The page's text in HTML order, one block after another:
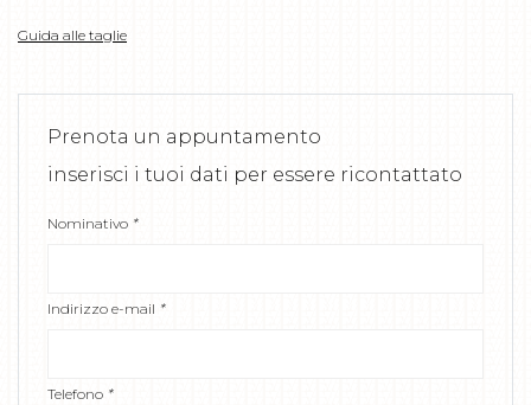
Guida alle taglie
Prenota un appuntamento
inserisci i tuoi dati per essere ricontattato
Nominativo *
Indirizzo e-mail *
Telefono *